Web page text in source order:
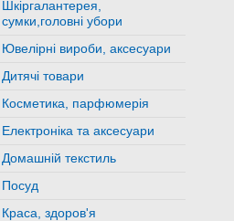
Шкіргалантерея,
сумки,головні убори
Ювелірні вироби, аксесуари
Дитячі товари
Косметика, парфюмерія
Електроніка та аксесуари
Домашній текстиль
Посуд
Краса, здоров'я